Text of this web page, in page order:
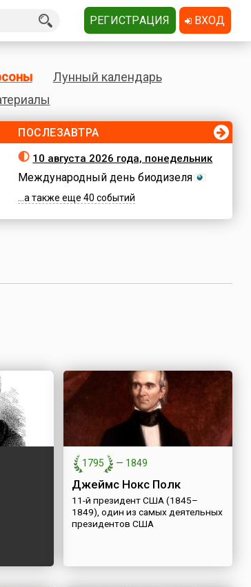
Лунный календарь
ПОСЛЕЗАВТРА
10 августа 2026 года, понедельник
Международный день биодизеля
...а также еще 40 событий
1795 — 1849
Джеймс Нокс Полк
11-й президент США (1845–
1849), один из самых деятельных
президентов США
РЕГИСТРАЦИЯ ВХОД